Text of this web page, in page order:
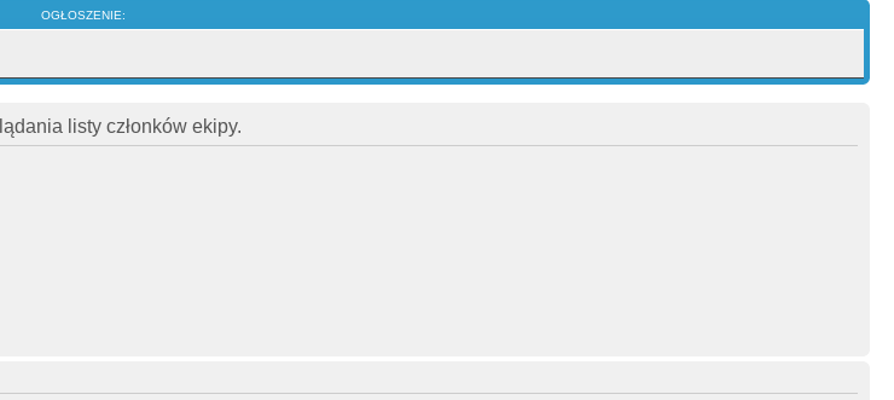
OGŁOSZENIE:
listy członków ekipy.